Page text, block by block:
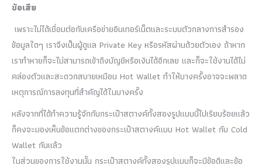
ข้อเสีย
เพราะไม่ได้เชื่อมต่อกับเครือข่ายอินเทอร์เน็ตและระบบตัวกลางการสำรอง
ข้อมูลใดๆ เราจึงเป็นผู้ดูแล Private Key หรือรหัสผ่านด้วยตัวเอง ถ้าหาก
เราทำหายก็จะไม่สามารถเข้าถึงบัญชีหรือเงินได้อีกเลย และก็จะใช้งานได้ไม่
คล่องตัวและสะดวกสบายเหมือน Hot Wallet ทำให้บางครั้งอาจจะพลาด
เหตุการณ์การลงทุนที่สำคัญได้ในบางครั้ง
หลังจากที่ได้ทำความรู้จักกับกระเป๋าสตางค์ทั้งสองรูปแบบนี้ไปเรียบร้อยแล้ว
ก็คงจะมองเห็นข้อแตกต่างของกระเป๋าสตางค์แบบ Hot Wallet กับ Cold
Wallet กันแล้ว
ในส่วนของการใช้งานนั้น กระเป๋าสตางค์ทั้งสองรูปแบบก็จะมีข้อดีและข้อ